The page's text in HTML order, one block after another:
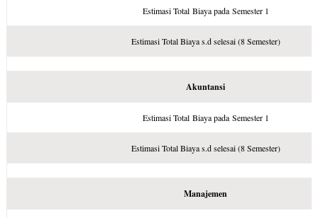
Estimasi Total Biaya pada Semester 1
Estimasi Total Biaya s.d selesai (8 Semester)
Akuntansi
Estimasi Total Biaya pada Semester 1
Estimasi Total Biaya s.d selesai (8 Semester)
Manajemen